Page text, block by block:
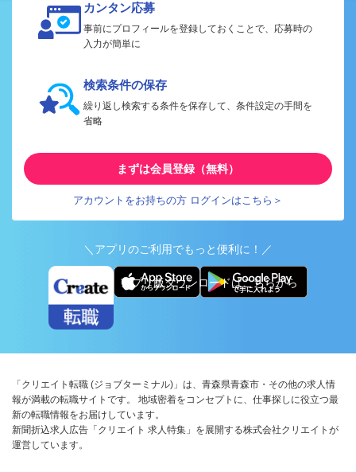
カンタン応募
事前にプロフィールを登録しておくことで、応募時の
入力が簡単に
検索条件の保存
繰り返し検索する条件を保存して、条件設定の手間を
省略
まずは会員登録（無料）
アカウントをお持ちの方 ログインはこちら＞
＼アプリのご利用でもっと便利に！／
アプリ版ダウンロードはこちらから
「クリエイト転職 (ジョブターミナル)」は、青森県青森市・その他の求人情
報が満載の転職サイトです。 地域密着をコンセプトに、仕事探しに役立つ最
新の転職情報をお届けしています。
新聞折込求人広告「クリエイト 求人特集」を展開する株式会社クリエイトが
運営しています。